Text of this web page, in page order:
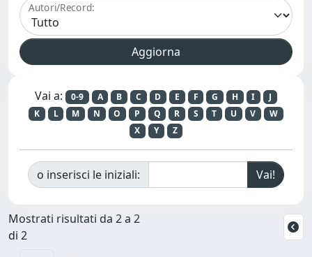
Autori/Record:
Vai a: 0-9 A B C D E F G H I
J
K
L M N O P Q R S T U V
W
X
Y Z
o inserisci le iniziali:
Mostrati risultati da 2 a 2
di 2